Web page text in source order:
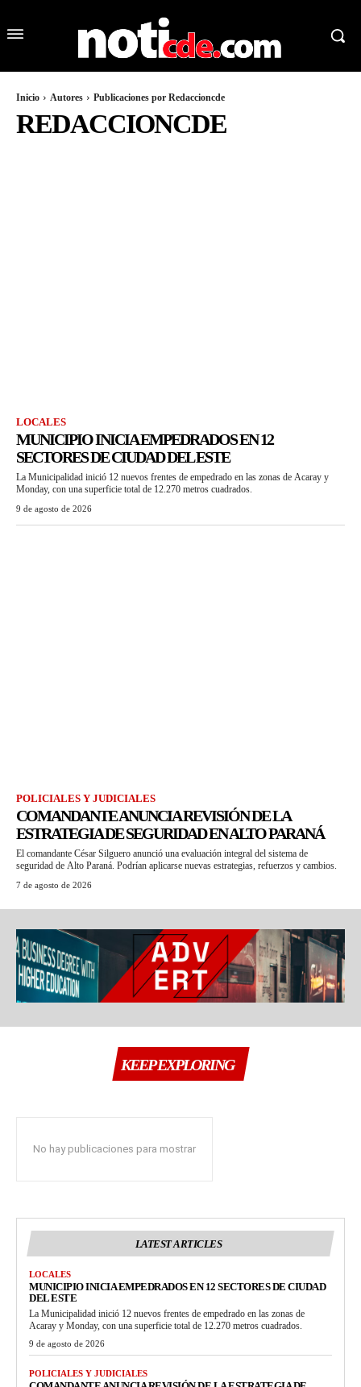
Inicio Autores Publicaciones por Redaccioncde
REDACCIONCDE
LOCALES
MUNICIPIO INICIA EMPEDRADOS EN 12
SECTORES DE CIUDAD DEL ESTE
La Municipalidad inició 12 nuevos frentes de empedrado en las zonas de Acaray y
Monday, con una superficie total de 12.270 metros cuadrados.
9 de agosto de 2026
POLICIALES Y JUDICIALES
COMANDANTE ANUNCIA REVISIÓN DE LA
ESTRATEGIA DE SEGURIDAD EN ALTO PARANÁ
El comandante César Silguero anunció una evaluación integral del sistema de
seguridad de Alto Paraná. Podrían aplicarse nuevas estrategias, refuerzos y cambios.
7 de agosto de 2026
KEEP EXPLORING
No hay publicaciones para mostrar
LATEST ARTICLES
LOCALES
MUNICIPIO INICIA EMPEDRADOS EN 12 SECTORES DE CIUDAD
DEL ESTE
La Municipalidad inició 12 nuevos frentes de empedrado en las zonas de
Acaray y Monday, con una superficie total de 12.270 metros cuadrados.
9 de agosto de 2026
POLICIALES Y JUDICIALES